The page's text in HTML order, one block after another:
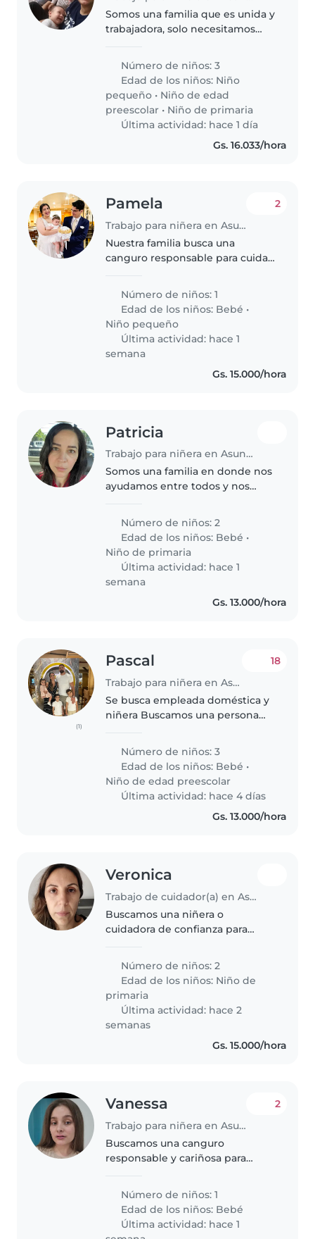
Somos una familia que es unida y
trabajadora, solo necesitamos
Número de niños: 3
Edad de los niños: Niño
pequeño • Niño de edad
preescolar • Niño de primaria
Última actividad: hace 1 día
Gs. 16.033/hora
Pamela
Trabajo para niñera en Asunción
2
Nuestra familia busca una
canguro responsable para cuidar
paciente y que se sienta cómoda
cocinando y haciendo tareas del
hogar...
Número de niños: 1
Edad de los niños: Bebé •
Niño pequeño
Última actividad: hace 1
semana
Gs. 15.000/hora
Patricia
Trabajo para niñera en Asunción
Somos una familia en donde nos
ayudamos entre todos y nos
Número de niños: 2
Edad de los niños: Bebé •
Niño de primaria
Última actividad: hace 1
semana
Gs. 13.000/hora
(1)
Pascal
Trabajo para niñera en Asunción
18
Se busca empleada doméstica y
niñera Buscamos una persona
confianza para ayudarnos con la
limpieza del hogar, lavado de
ropa, cocina y apoyo con
nuestros..
Número de niños: 3
Edad de los niños: Bebé •
Niño de edad preescolar
Última actividad: hace 4 días
Gs. 13.000/hora
Veronica
Trabajo de cuidador(a) en Asunción
Buscamos una niñera o
cuidadora de confianza para
escolar. Necesitamos apoyo con
las tareas y alguien que disfrute
de juegos creativos y momentos
dulces...
Número de niños: 2
Edad de los niños: Niño de
primaria
Última actividad: hace 2
semanas
Gs. 15.000/hora
Vanessa
Trabajo para niñera en Asunción
2
Buscamos una canguro
responsable y cariñosa para
juguetón y lleno de energía.
Necesitamos alguien con
experiencia y cómodo con
mascotas y tareas del hogar...
Número de niños: 1
Edad de los niños: Bebé
Última actividad: hace 1